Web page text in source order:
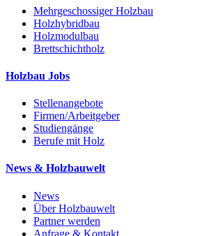
Mehrgeschossiger Holzbau
Holzhybridbau
Holzmodulbau
Brettschichtholz
Holzbau Jobs
Stellenangebote
Firmen/Arbeitgeber
Studiengänge
Berufe mit Holz
News & Holzbauwelt
News
Über Holzbauwelt
Partner werden
Anfrage & Kontakt